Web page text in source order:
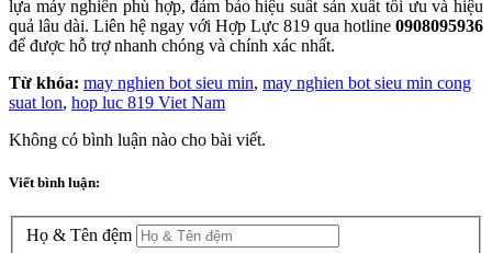
lựa máy nghiền phù hợp, đảm bảo hiệu suất sản xuất tối ưu và hiệu
quả lâu dài. Liên hệ ngay với Hợp Lực 819 qua hotline 0908095936
để được hỗ trợ nhanh chóng và chính xác nhất.
Từ khóa: may nghien bot sieu min, may nghien bot sieu min cong
suat lon, hop luc 819 Viet Nam
Không có bình luận nào cho bài viết.
Viết bình luận:
Họ & Tên đệm